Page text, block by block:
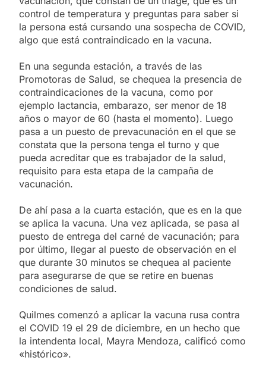
control de temperatura y preguntas para saber si
la persona está cursando una sospecha de COVID,
algo que está contraindicado en la vacuna.
En una segunda estación, a través de las
Promotoras de Salud, se chequea la presencia de
contraindicaciones de la vacuna, como por
ejemplo lactancia, embarazo, ser menor de 18
años o mayor de 60 (hasta el momento). Luego
pasa a un puesto de prevacunación en el que se
constata que la persona tenga el turno y que
pueda acreditar que es trabajador de la salud,
requisito para esta etapa de la campaña de
vacunación.
De ahí pasa a la cuarta estación, que es en la que
se aplica la vacuna. Una vez aplicada, se pasa al
puesto de entrega del carné de vacunación; para
por último, llegar al puesto de observación en el
que durante 30 minutos se chequea al paciente
para asegurarse de que se retire en buenas
condiciones de salud.
Quilmes comenzó a aplicar la vacuna rusa contra
el COVID 19 el 29 de diciembre, en un hecho que
la intendenta local, Mayra Mendoza, calificó como
«histórico».